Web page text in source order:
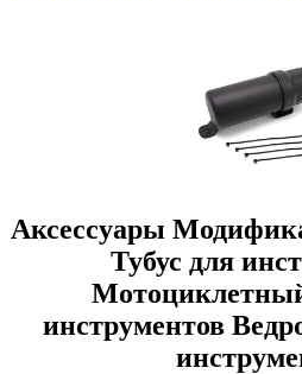
Аксессуары
Тубус для
инструментов